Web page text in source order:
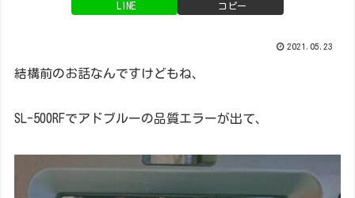
LINE コピー
2021.05.23
結構前のお話なんですけどもね、
SL-500RFでアドブルーの品質エラーが出て、